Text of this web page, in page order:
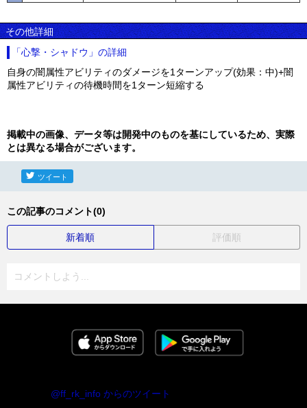
その他詳細
「心撃・シャドウ」の詳細
自身の闇属性アビリティのダメージを1ターンアップ(効果：中)+闇
属性アビリティの待機時間を1ターン短縮する
掲載中の画像、データ等は開発中のものを基にしているため、実際
とは異なる場合がございます。
ツイート
この記事のコメント(0)
新着順 評価順
コメントしよう...
@ff_rk_info からのツイート